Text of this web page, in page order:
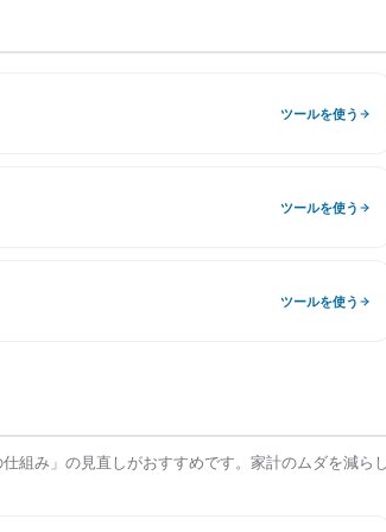
ツールを使う
ツールを使う
ツールを使う
組み」の見直しがおすすめです。家計のムダを減ら